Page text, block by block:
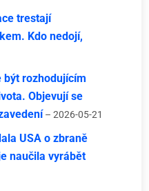
trestají
Kdo nedojí,
být rozhodujícím
Objevují se
– 2026-05-21
USA o zbraně
naučila vyrábět